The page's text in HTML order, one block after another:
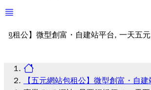
公】微型創富・自建站平台, 一天五元, 擁
【五元網站包租公】微型創富・自建